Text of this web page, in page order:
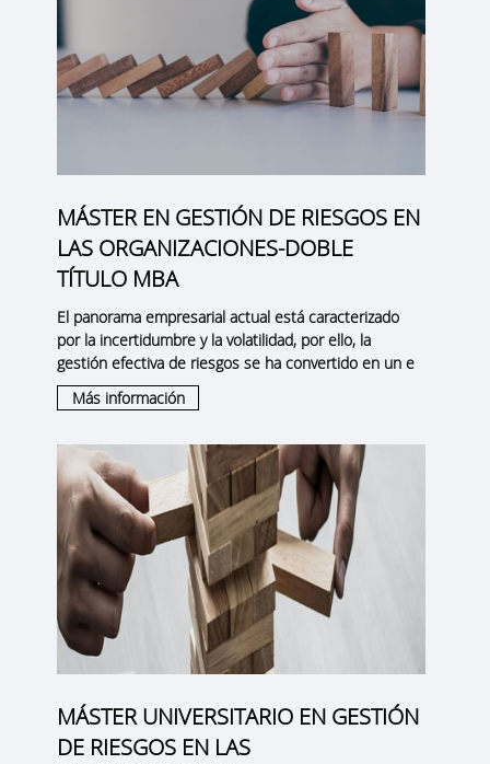
MÁSTER EN GESTIÓN DE RIESGOS EN
LAS ORGANIZACIONES-DOBLE
TÍTULO MBA
El panorama empresarial actual está caracterizado
por la incertidumbre y la volatilidad, por ello, la
gestión efectiva de riesgos se ha convertido en un e
Más información
MÁSTER UNIVERSITARIO EN GESTIÓN
DE RIESGOS EN LAS